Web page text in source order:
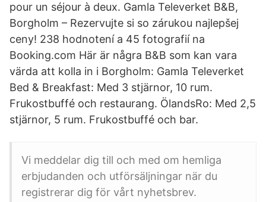
pour un séjour à deux. Gamla Televerket B&B,
Borgholm – Rezervujte si so zárukou najlepšej
ceny! 238 hodnotení a 45 fotografií na
Booking.com Här är några B&B som kan vara
värda att kolla in i Borgholm: Gamla Televerket
Bed & Breakfast: Med 3 stjärnor, 10 rum.
Frukostbuffé och restaurang. ÖlandsRo: Med 2,5
stjärnor, 5 rum. Frukostbuffé och bar.
Vi meddelar dig till och med om hemliga
erbjudanden och utförsäljningar när du
registrerar dig för vårt nyhetsbrev.